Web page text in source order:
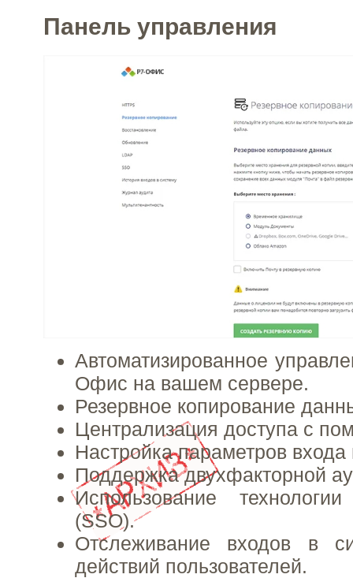
Панель управления
Автоматизированное
Офис на вашем сервере.
Резервное копирование
Централизация доступа с
Настройка параметров входа
Поддержка двухфакторной
Использование
(SSO).
Отслеживание входов в
действий пользователей.